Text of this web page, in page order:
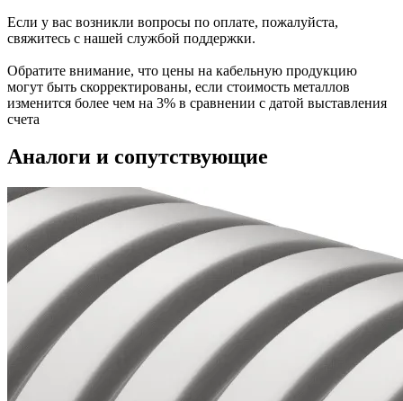
Если у вас возникли вопросы по оплате, пожалуйста,
свяжитесь с нашей службой поддержки.
Обратите внимание, что цены на кабельную продукцию
могут быть скорректированы, если стоимость металлов
изменится более чем на 3% в сравнении с датой выставления
счета
Аналоги и сопутствующие